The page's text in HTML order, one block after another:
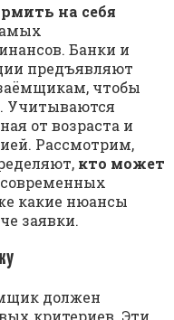
на себя
Банки и
предъявляют
чтобы
Учитываются
от возраста и
Рассмотрим,
кто может
какие нюансы
заявки.
должен
критериев. Эти